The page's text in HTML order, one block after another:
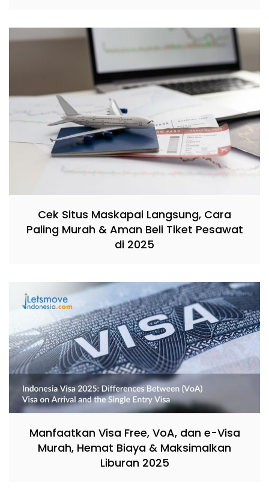
Cek Situs Maskapai Langsung, Cara
Paling Murah & Aman Beli Tiket Pesawat
di 2025
Manfaatkan Visa Free, VoA, dan e-Visa
Murah, Hemat Biaya & Maksimalkan
Liburan 2025